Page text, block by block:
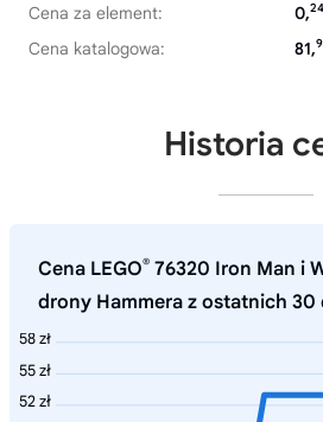
Cena za element:
0,24
Cena katalogowa:
81,
Historia
Cena LEGO® 76320 Iron Man i
drony Hammera z ostatnich 30
58 zł
55 zł
52 zł